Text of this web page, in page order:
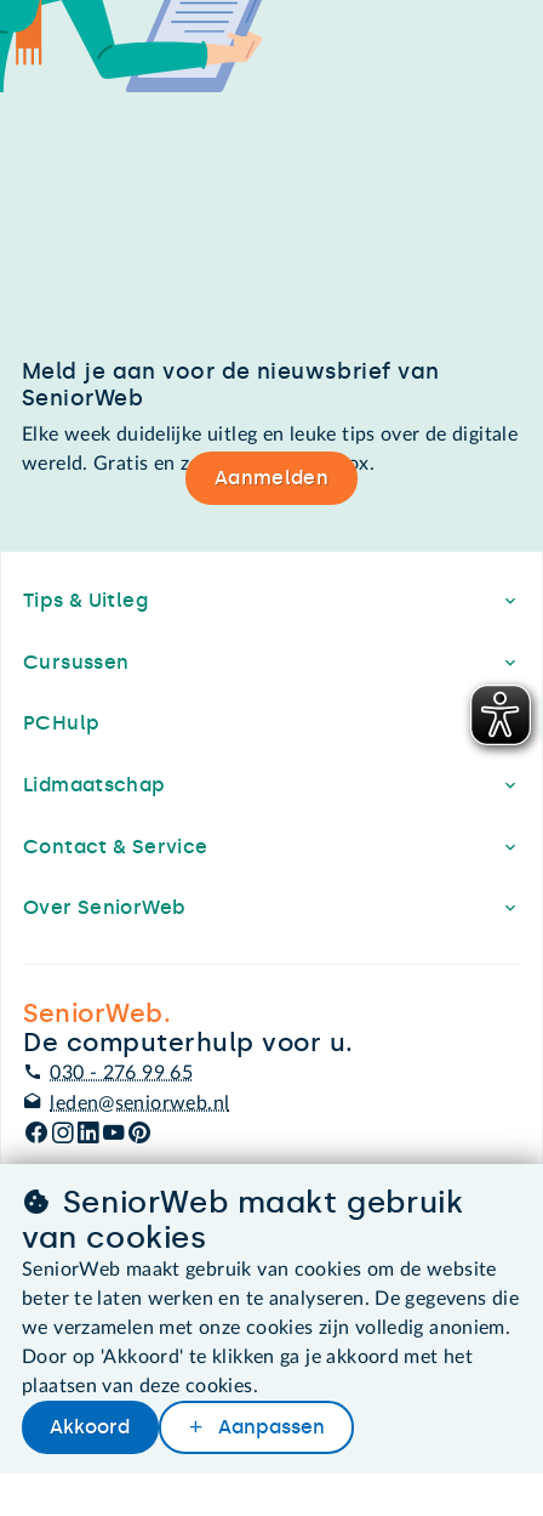
Later lezen Delen Woordenboek
Meld je aan voor de nieuwsbrief van
SeniorWeb
Elke week duidelijke uitleg en leuke tips over de digitale
wereld. Gratis en zomaar in de mailbox.
Aanmelden
Tips & Uitleg
Cursussen
PCHulp
Lidmaatschap
Contact & Service
Over SeniorWeb
SeniorWeb.
De computerhulp voor u.
030 - 276 99 65
leden@seniorweb.nl
©2026 SeniorWeb
Algemene voorwaarden
Cookies en cookie-instellingen
Disclaimer
About SeniorWeb
SeniorWeb maakt gebruik
van cookies
SeniorWeb maakt gebruik van cookies om de website
beter te laten werken en te analyseren. De gegevens die
we verzamelen met onze cookies zijn volledig anoniem.
Door op 'Akkoord' te klikken ga je akkoord met het
plaatsen van deze cookies.
Akkoord Aanpassen